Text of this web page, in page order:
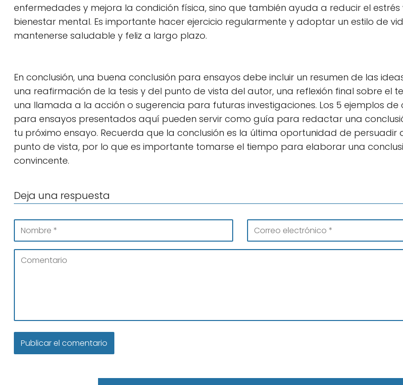
enfermedades y mejora la condición física, sino que también ayuda a reducir el estrés
bienestar mental. Es importante hacer ejercicio regularmente y adoptar un estilo de
mantenerse saludable y feliz a largo plazo.
En conclusión, una buena conclusión para ensayos debe incluir un resumen de las
una reafirmación de la tesis y del punto de vista del autor, una reflexión final sobre el
una llamada a la acción o sugerencia para futuras investigaciones. Los 5 ejemplos de
para ensayos presentados aquí pueden servir como guía para redactar una
tu próximo ensayo. Recuerda que la conclusión es la última oportunidad de persuadir
punto de vista, por lo que es importante tomarse el tiempo para elaborar una
convincente.
Deja una respuesta